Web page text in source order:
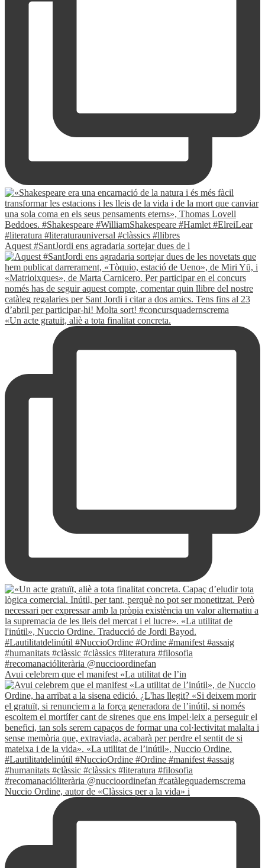
Aquest #SantJordi ens agradaria sortejar dues de l
«Un acte gratuït, aliè a tota finalitat concreta.
Avui celebrem que el manifest «La utilitat de l’in
Nuccio Ordine, autor de «Clàssics per a la vida» i